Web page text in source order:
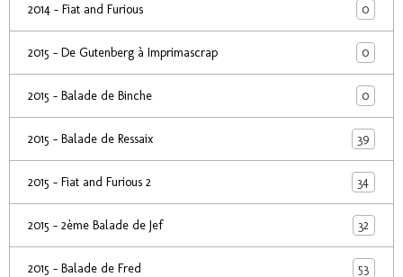
2014 - Fiat and Furious 0
2015 - De Gutenberg à Imprimascrap 0
2015 - Balade de Binche 0
2015 - Balade de Ressaix 39
2015 - Fiat and Furious 2 34
2015 - 2ème Balade de Jef 32
2015 - Balade de Fred 53